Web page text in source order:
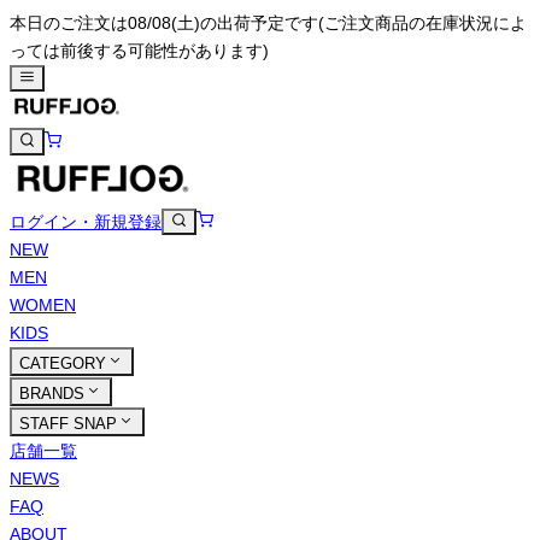
本日のご注文は08/08(土)の出荷予定です(ご注文商品の在庫状況によ
っては前後する可能性があります)
ログイン・新規登録
NEW
MEN
WOMEN
KIDS
CATEGORY
BRANDS
STAFF SNAP
店舗一覧
NEWS
FAQ
ABOUT